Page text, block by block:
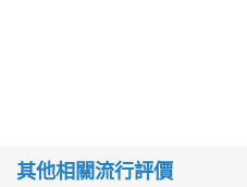
其他相關流行評價